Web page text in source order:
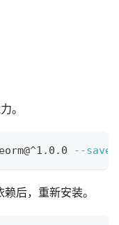
。
--save
后，重新安装。